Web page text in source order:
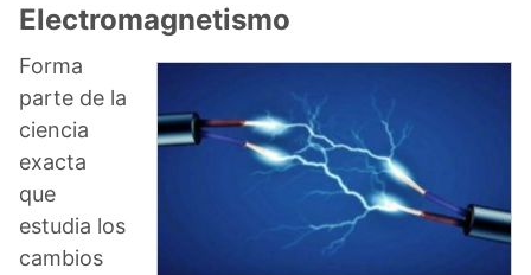
Electromagnetismo
Forma
parte de la
ciencia
exacta
que
estudia los
cambios